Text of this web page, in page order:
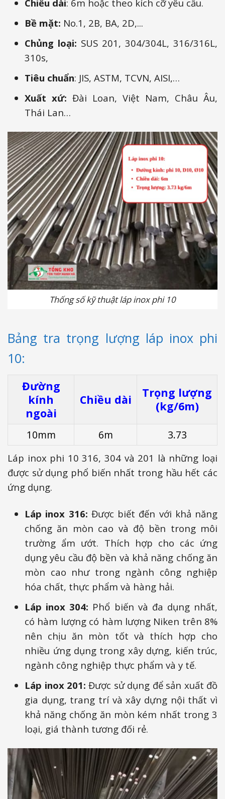
Chiều dài: 6m hoặc theo kích cỡ yêu cầu.
Bề mặt: No.1, 2B, BA, 2D,...
Chủng loại: SUS 201, 304/304L, 316/316L,
310s,
Tiêu chuẩn: JIS, ASTM, TCVN, AISI,…
Xuất xứ:Đài Loan, Việt Nam, Châu Âu,
Thái Lan…
Thống số kỹ thuật láp inox phi 10
Bảng tra trọng lượng láp inox phi
10:
Đường
kính
ngoài
Chiều dài
Trọng lượng
(kg/6m)
10mm 6m 3.73
Láp inox phi 10 316, 304 và 201 là những loại
được sử dụng phổ biến nhất trong hầu hết các
ứng dụng.
Láp inox 316: Được biết đến với khả năng
chống ăn mòn cao và độ bền trong môi
trường ẩm ướt. Thích hợp cho các ứng
dụng yêu cầu độ bền và khả năng chống ăn
mòn cao như trong ngành công nghiệp
hóa chất, thực phẩm và hàng hải.
Láp inox 304: Phổ biến và đa dụng nhất,
có hàm lượng có hàm lượng Niken trên 8%
nên chịu ăn mòn tốt và thích hợp cho
nhiều ứng dụng trong xây dựng, kiến trúc,
ngành công nghiệp thực phẩm và y tế.
Láp inox 201: Được sử dụng để sản xuất đồ
gia dụng, trang trí và xây dựng nội thất vì
khả năng chống ăn mòn kém nhất trong 3
loại, giá thành tương đối rẻ.